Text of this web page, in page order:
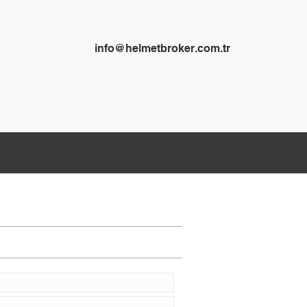
info@helmetbroker.com.tr